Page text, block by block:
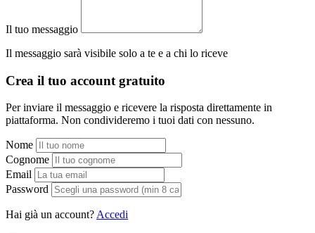
Il tuo messaggio
Il messaggio sarà visibile solo a te e a chi lo riceve
Crea il tuo account gratuito
Per inviare il messaggio e ricevere la risposta direttamente in
piattaforma. Non condivideremo i tuoi dati con nessuno.
Nome
Cognome
Email
Password
Hai già un account? Accedi